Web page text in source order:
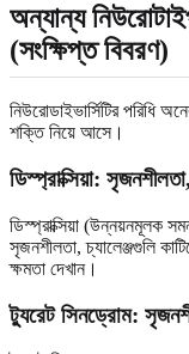
অন্যান্য
(সংক্ষিপ্ত বিবরণ)
নিউরোডাইভার্সিটির
শক্তি নিয়ে আসে।
ডিস্প্রাক্সিয়া:
ডিস্প্রাক্সিয়া (উন্নয়নমূলক
সৃজনশীলতা, চ্যালেঞ্জগুলি
ক্ষমতা দেখান।
ট্যুরেট সিনড্রোম: